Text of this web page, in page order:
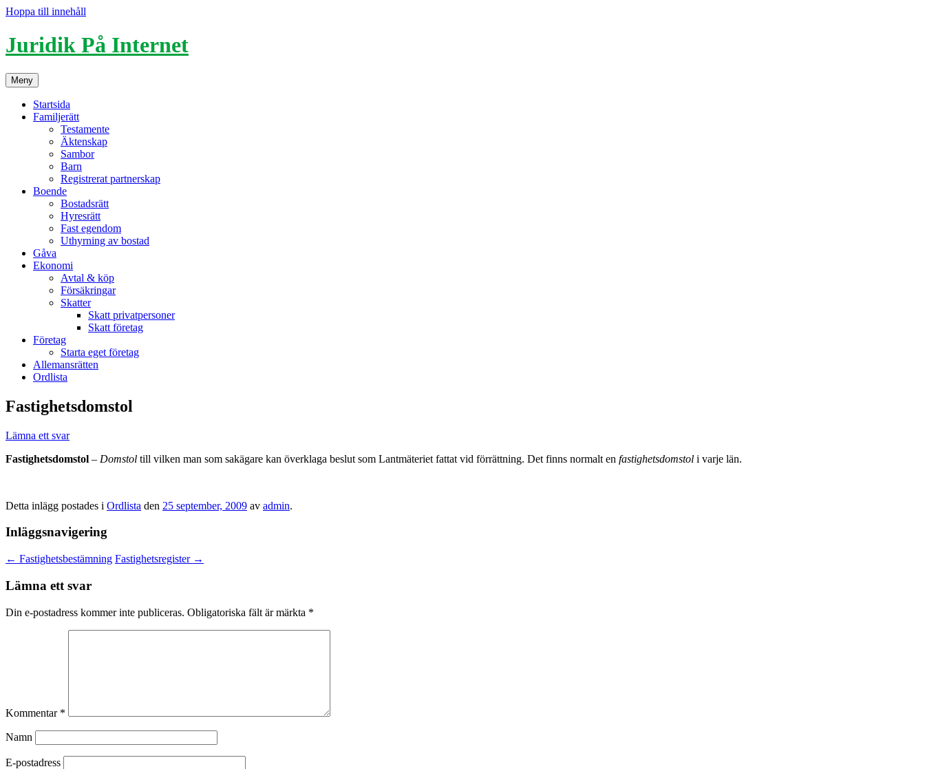
Hoppa till innehåll
Juridik På Internet
Meny
Startsida
Familjerätt
Testamente
Äktenskap
Sambor
Barn
Registrerat partnerskap
Boende
Bostadsrätt
Hyresrätt
Fast egendom
Uthyrning av bostad
Gåva
Ekonomi
Avtal & köp
Försäkringar
Skatter
Skatt privatpersoner
Skatt företag
Företag
Starta eget företag
Allemansrätten
Ordlista
Fastighetsdomstol
Lämna ett svar
Fastighetsdomstol – Domstol till vilken man som sakägare kan överklaga beslut som Lantmäteriet fattat vid förrättning. Det finns normalt en fastighetsdomstol i varje län.
Detta inlägg postades i Ordlista den 25 september, 2009 av admin.
Inläggsnavigering
← Fastighetsbestämning Fastighetsregister →
Lämna ett svar
Din e-postadress kommer inte publiceras. Obligatoriska fält är märkta *
Kommentar *
Namn
E-postadress